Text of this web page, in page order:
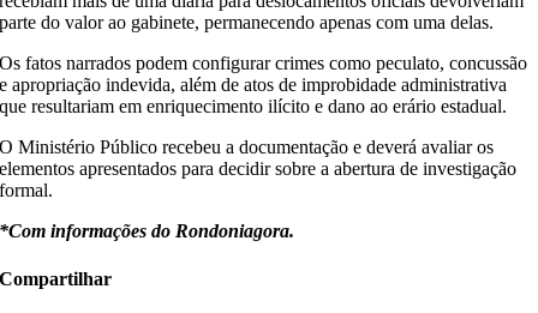
parte do valor ao gabinete, permanecendo apenas com uma delas.
Os fatos narrados podem configurar crimes como peculato, concussão
e apropriação indevida, além de atos de improbidade administrativa
que resultariam em enriquecimento ilícito e dano ao erário estadual.
O Ministério Público recebeu a documentação e deverá avaliar os
elementos apresentados para decidir sobre a abertura de investigação
formal.
*Com informações do Rondoniagora.
Compartilhar